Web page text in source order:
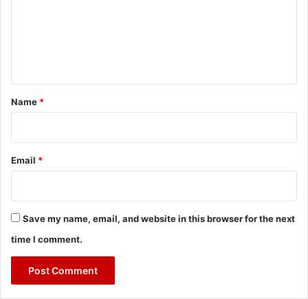
*
Name *
Email *
Save my name, email, and website in this browser for the next
time I comment.